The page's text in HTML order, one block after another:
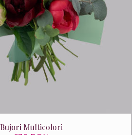
Bujori Multicolori